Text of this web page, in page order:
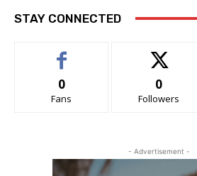
STAY CONNECTED
0
Fans
0
Followers
- Advertisement -